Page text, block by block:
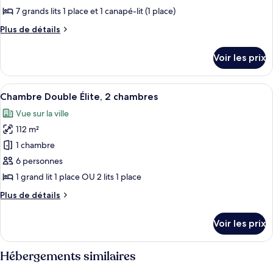
lits
jumeaux
pour
ce
chambre :
Penthouse
Deluxe,
balcon
7 grands lits 1 place et 1 canapé-lit (1 place)
Plus de détails
Plus
le
type
de
Penthouse
Deluxe,
balcon
Voir les prix
Afficher
toutes
les
photos
pour
ce
type
chambre :
Élite,
2
Chambre Double Élite, 2 chambres
7
Chambre Double Élite, 2 chambres
Vue sur la ville
112 m²
1 chambre
6 personnes
1 grand lit 1 place OU 2 lits 1 place
Plus de détails
Plus
le
type
de
Voir les prix
Hébergements similaires